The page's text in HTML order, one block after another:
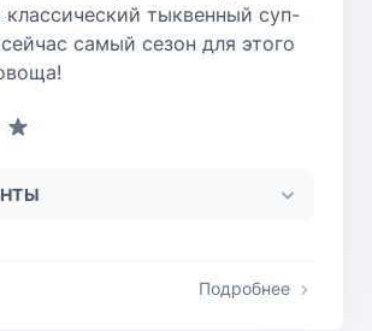
классический тыквенный суп-
самый сезон для этого
Подробнее